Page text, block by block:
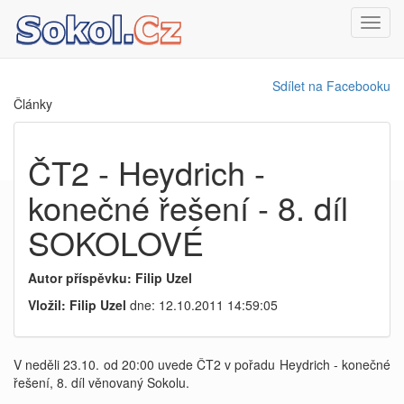
Sdílet na Facebooku
Články
ČT2 - Heydrich -
konečné řešení - 8. díl
SOKOLOVÉ
Autor příspěvku: Filip Uzel
Vložil: Filip Uzel dne: 12.10.2011 14:59:05
V neděli 23.10. od 20:00 uvede ČT2 v pořadu Heydrich - konečné
řešení, 8. díl věnovaný Sokolu.